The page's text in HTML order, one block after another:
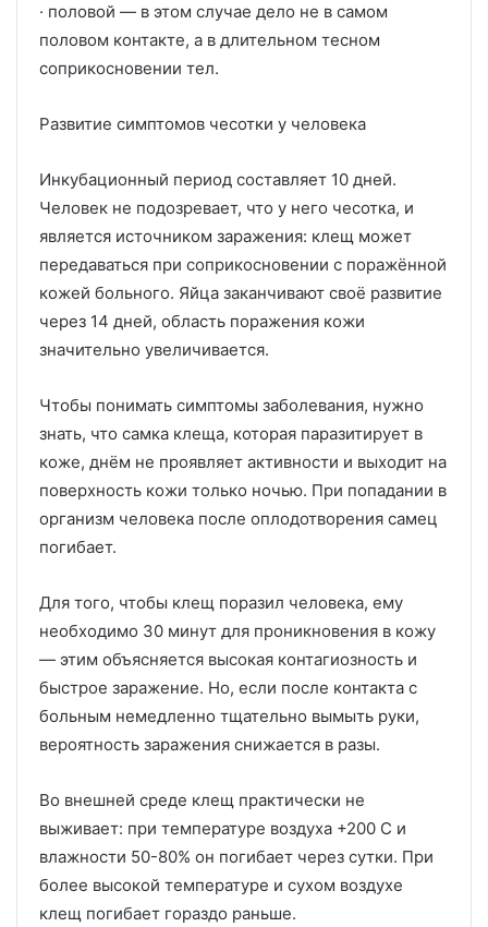
· половой — в этом случае дело не в самом
половом контакте, а в длительном тесном
соприкосновении тел.
Развитие симптомов чесотки у человека
Инкубационный период составляет 10 дней.
Человек не подозревает, что у него чесотка, и
является источником заражения: клещ может
передаваться при соприкосновении с поражённой
кожей больного. Яйца заканчивают своё развитие
через 14 дней, область поражения кожи
значительно увеличивается.
Чтобы понимать симптомы заболевания, нужно
знать, что самка клеща, которая паразитирует в
коже, днём не проявляет активности и выходит на
поверхность кожи только ночью. При попадании в
организм человека после оплодотворения самец
погибает.
Для того, чтобы клещ поразил человека, ему
необходимо 30 минут для проникновения в кожу
— этим объясняется высокая контагиозность и
быстрое заражение. Но, если после контакта с
больным немедленно тщательно вымыть руки,
вероятность заражения снижается в разы.
Во внешней среде клещ практически не
выживает: при температуре воздуха +200 С и
влажности 50-80% он погибает через сутки. При
более высокой температуре и сухом воздухе
клещ погибает гораздо раньше.